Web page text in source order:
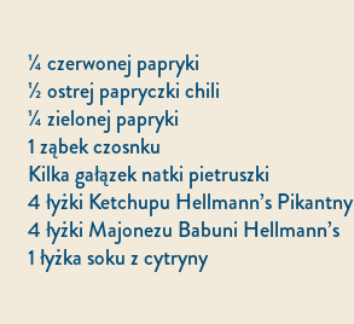
¼ czerwonej papryki
½ ostrej papryczki chili
¼ zielonej papryki
1 ząbek czosnku
Kilka gałązek natki pietruszki
4 łyżki Ketchupu Hellmann’s Pikantny
4 łyżki Majonezu Babuni Hellmann’s
1 łyżka soku z cytryny